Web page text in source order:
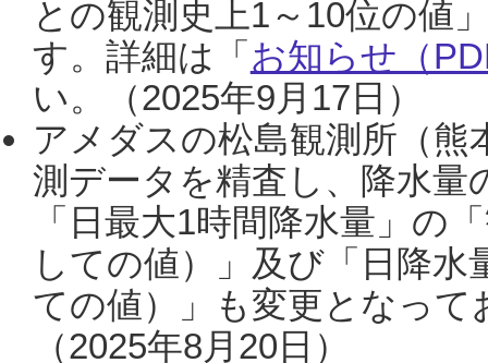
との観測史上1～10位の値
す。詳細は「 お知らせ（
い。（2025年9月17日）
アメダスの松島観測所（熊
測データを精査し、降水
「日最大1時間降水量」の
しての値）」及び「日降
ての値）」も変更となっ
（2025年8月20日）